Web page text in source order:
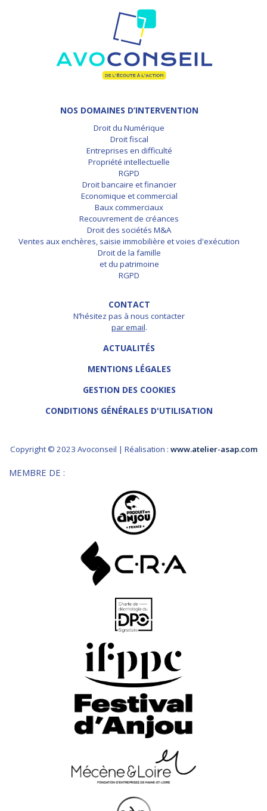
NOS DOMAINES D’INTERVENTION
Droit du Numérique
Droit fiscal
Entreprises en difficulté
Propriété intellectuelle
RGPD
Droit bancaire et financier
Economique et commercial
Baux commerciaux
Recouvrement de créances
Droit des sociétés M&A
Ventes aux enchères, saisie immobilière et voies d'exécution
Droit de la famille
et du patrimoine
RGPD
CONTACT
N’hésitez pas à nous contacter
par email.
ACTUALITÉS
MENTIONS LÉGALES
GESTION DES COOKIES
CONDITIONS GÉNÉRALES D'UTILISATION
Copyright © 2023 Avoconseil | Réalisation : www.atelier-asap.com
MEMBRE DE :